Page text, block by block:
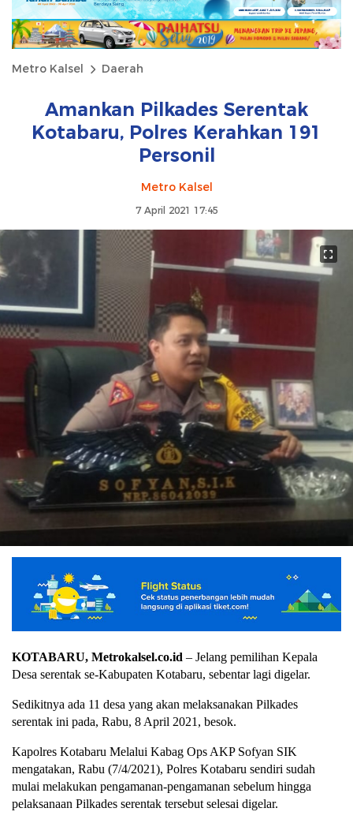
Metro Kalsel Daerah
Amankan Pilkades Serentak
Kotabaru, Polres Kerahkan 191
Personil
Metro Kalsel
7 April 2021 17:45
KOTABARU, Metrokalsel.co.id – Jelang pemilihan Kepala
Desa serentak se-Kabupaten Kotabaru, sebentar lagi digelar.
Sedikitnya ada 11 desa yang akan melaksanakan Pilkades
serentak ini pada, Rabu, 8 April 2021, besok.
Kapolres Kotabaru Melalui Kabag Ops AKP Sofyan SIK
mengatakan, Rabu (7/4/2021), Polres Kotabaru sendiri sudah
mulai melakukan pengamanan-pengamanan sebelum hingga
pelaksanaan Pilkades serentak tersebut selesai digelar.